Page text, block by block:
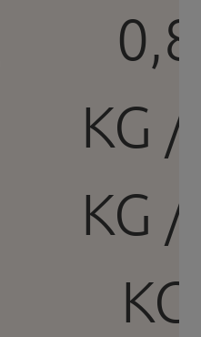
0,8
KG
KG
KG